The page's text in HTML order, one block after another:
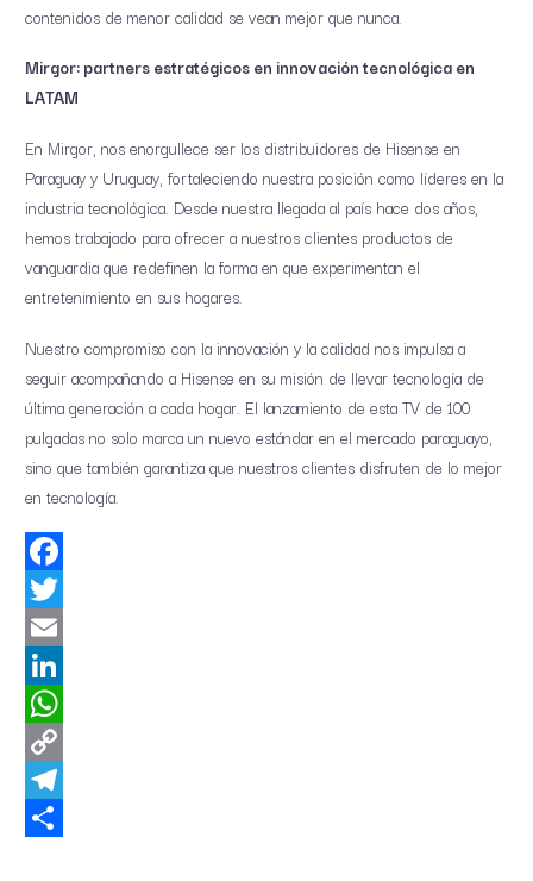
contenidos de menor calidad se vean mejor que nunca.
Mirgor: partners estratégicos en innovación tecnológica en
LATAM
En Mirgor, nos enorgullece ser los distribuidores de Hisense en
Paraguay y Uruguay, fortaleciendo nuestra posición como líderes en la
industria tecnológica. Desde nuestra llegada al país hace dos años,
hemos trabajado para ofrecer a nuestros clientes productos de
vanguardia que redefinen la forma en que experimentan el
entretenimiento en sus hogares.
Nuestro compromiso con la innovación y la calidad nos impulsa a
seguir acompañando a Hisense en su misión de llevar tecnología de
última generación a cada hogar. El lanzamiento de esta TV de 100
pulgadas no solo marca un nuevo estándar en el mercado paraguayo,
sino que también garantiza que nuestros clientes disfruten de lo mejor
en tecnología.
Facebook
Twitter
Email
LinkedIn
WhatsApp
Copy
Link
Telegram